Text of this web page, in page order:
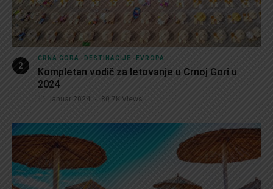
CRNA GORA - DESTINACIJE - EVROPA
Kompletan vodič za letovanje u Crnoj Gori u
2024
11. januar 2024. 80.7K Views